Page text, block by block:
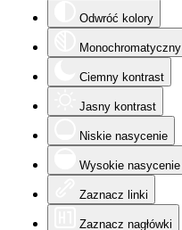
Odwróć kolory
Monochromatyczny
Ciemny kontrast
Jasny kontrast
Niskie nasycenie
Wysokie nasycenie
Zaznacz linki
Zaznacz nagłówki